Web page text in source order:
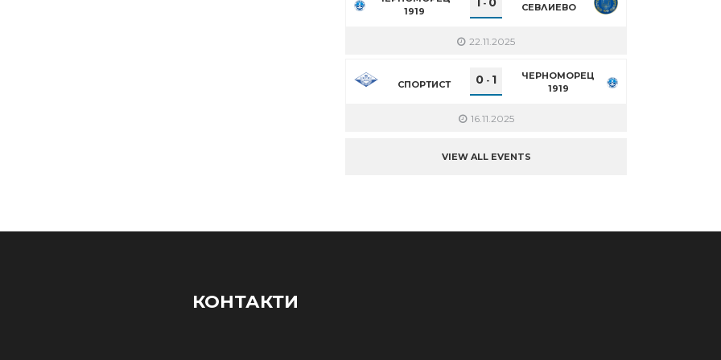
1919
- СЕВЛИЕВО
22.11.2025
СПОРТИСТ 0 - 1
ЧЕРНОМОРЕЦ
1919
16.11.2025
VIEW ALL EVENTS
КОНТАКТИ